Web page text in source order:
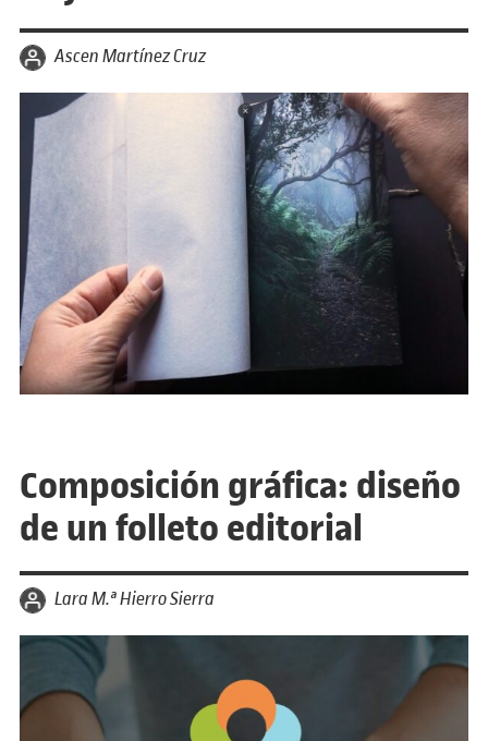
por Ascen Martínez Cruz
Composición gráfica: diseño
de un folleto editorial
por Lara M.ª Hierro Sierra